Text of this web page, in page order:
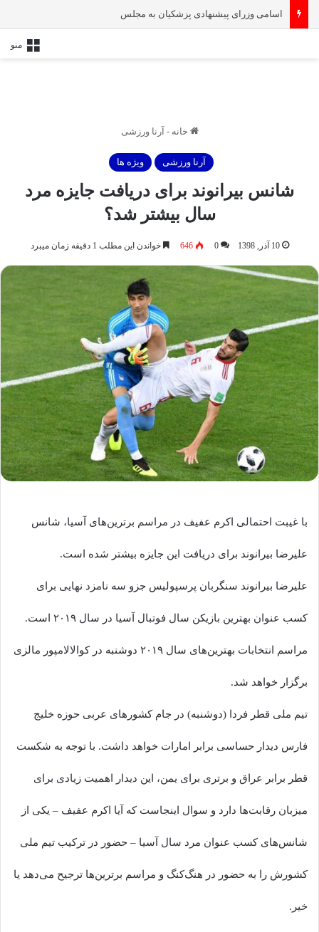
اسامی وزرای پیشنهادی پزشکیان به مجلس
منو
خانه - آرنا ورزشی
آرنا ورزشی ویژه ها
شانس بیرانوند برای دریافت جایزه مرد
سال بیشتر شد؟
10 آذر, 1398 0
646 خواندن این مطلب 1 دقیقه زمان میبرد
با غیبت احتمالی اکرم عفیف در مراسم برترین‌های آسیا، شانس
علیرضا بیرانوند برای دریافت این جایزه بیشتر شده است.
علیرضا بیرانوند سنگربان پرسپولیس جزو سه نامزد نهایی برای
کسب عنوان بهترین بازیکن سال فوتبال آسیا در سال ۲۰۱۹ است.
مراسم انتخابات بهترین‌های سال ۲۰۱۹ دوشنبه در کوالالامپور مالزی
برگزار خواهد شد.
تیم ملی قطر فردا (دوشنبه) در جام کشورهای عربی حوزه خلیج
فارس دیدار حساسی برابر امارات خواهد داشت. با توجه به شکست
قطر برابر عراق و برتری برای یمن، این دیدار اهمیت زیادی برای
میزبان رقابت‌ها دارد و سوال اینجاست که آیا اکرم عفیف – یکی از
شانس‌های کسب عنوان مرد سال آسیا – حضور در ترکیب تیم ملی
کشورش را به حضور در هنگ‌کنگ و مراسم برترین‌ها ترجیح می‌دهد یا
خیر.